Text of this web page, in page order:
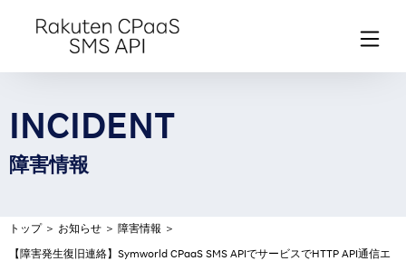
INCIDENT
障害情報
トップ ＞ お知らせ ＞ 障害情報 ＞
【障害発生復旧連絡】Symworld CPaaS SMS APIでサービスでHTTP API通信エ